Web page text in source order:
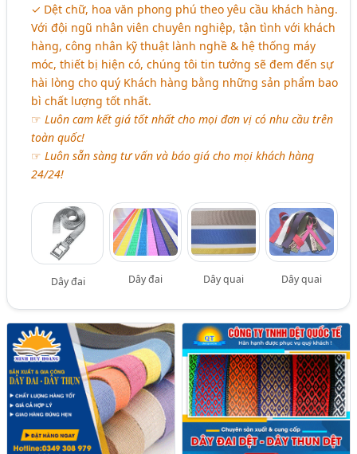
✓ Dệt chữ, hoa văn phong phú theo yêu cầu khách hàng.
Với đội ngũ nhân viên chuyên nghiệp, tận tình với khách
hàng, công nhân kỹ thuật lành nghề & hệ thống máy
móc, thiết bị hiện có, chúng tôi tin tưởng sẽ đem đến sự
hài lòng cho quý Khách hàng bằng những sản phẩm bao
bì chất lượng tốt nhất.
☞Luôn cam kết giá tốt nhất cho mọi đơn vị có nhu cầu trên
toàn quốc!
☞Luôn sẵn sàng tư vấn và báo giá cho mọi khách hàng
24/24!
Dây đai Dây đai Dây quai Dây quai